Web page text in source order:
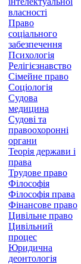
власності
Право
соціального
забезпечення
Психологія
Релігієзнавство
Сімейне право
Соціологія
Судова
медицина
Судові та
правоохоронні
органи
Теорія держави і
права
Трудове право
Філософія
Філософія права
Фінансове право
Цивільне право
Цивільний
процес
Юридична
деонтологія